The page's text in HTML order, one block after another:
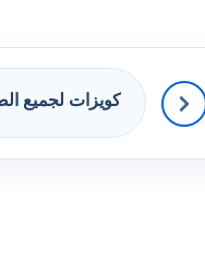
كويزات لجميع